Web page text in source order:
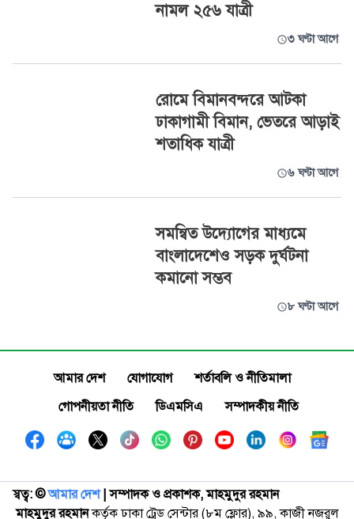
নামল ২৫৬ যাত্রী
৩ ঘণ্টা আগে
রোমে বিমানবন্দরে আটকা
ঢাকাগামী বিমান, ভেতরে আড়াই
শতাধিক যাত্রী
৬ ঘণ্টা আগে
সমন্বিত উদ্যোগের মাধ্যমে
বাংলাদেশেও সড়ক দুর্ঘটনা
কমানো সম্ভব
৮ ঘণ্টা আগে
আমার দেশ যোগাযোগ
শর্তাবলি ও নীতিমালা
গোপনীয়তা নীতি
ডিএমসিএ সম্পাদকীয় নীতি
স্বত্ব: ©️আমার দেশ| সম্পাদক ও প্রকাশক, মাহমুদুর রহমান
মাহমুদুর রহমানকর্তৃক ঢাকা ট্রেড সেন্টার (৮ম ফ্লোর), ৯৯, কাজী নজরুল